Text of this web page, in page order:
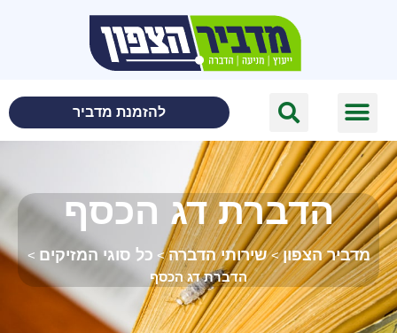
להזמנת מדביר
הדברת דג הכסף
מדביר הצפון>שירותי הדברה> כל סוגי המזיקים >
הדברת דג הכסף